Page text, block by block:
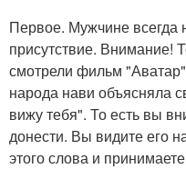
Первое. Мужчине
присутствие. Внимание!
смотрели фильм
народа нави объясняла
вижу тебя". То есть вы
донести. Вы видите его
этого слова и